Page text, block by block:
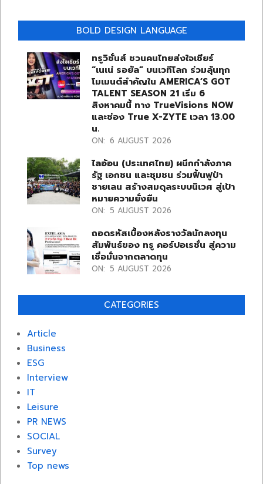
BOLD DESIGN LANGUAGE
ทรูวิชั่นส์ ชวนคนไทยส่งใจเชียร์
“เนเน่ รอยัล” บนเวทีโลก ร่วมลุ้นทุก
โมเมนต์สำคัญใน AMERICA’S GOT
TALENT SEASON 21 เริ่ม 6
สิงหาคมนี้ ทาง TrueVisions NOW
และช่อง True X-ZYTE เวลา 13.00
น.
ON: 6 AUGUST 2026
ไลอ้อน (ประเทศไทย) ผนึกกำลังภาค
รัฐ เอกชน และชุมชน ร่วมฟื้นฟูป่า
ชายเลน สร้างสมดุลระบบนิเวศ สู่เป้า
หมายความยั่งยืน
ON: 5 AUGUST 2026
ถอดรหัสเบื้องหลังรางวัลนักลงทุน
สัมพันธ์ของ ทรู คอร์ปอเรชั่น สู่ความ
เชื่อมั่นจากตลาดทุน
ON: 5 AUGUST 2026
CATEGORIES
Article
Business
ESG
Interview
IT
Leisure
PR NEWS
SOCIAL
Survey
Top news